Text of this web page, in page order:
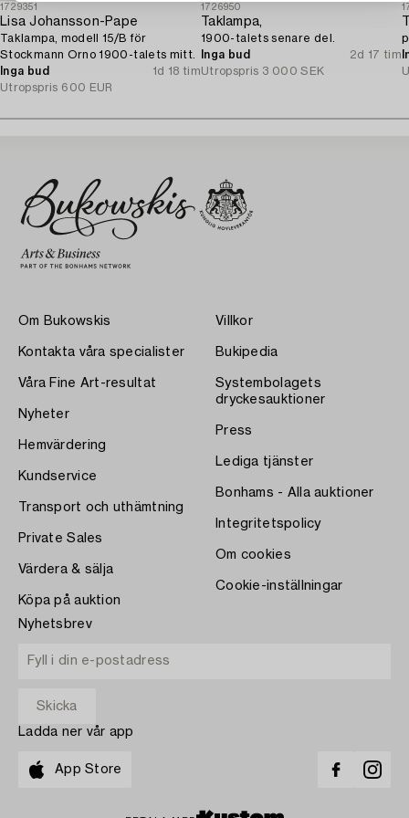
1729351
Lisa Johansson-Pape
Taklampa, modell 15/B för
Stockmann Orno 1900-talets mitt.
Inga bud
1d 18 tim
Utropspris 600 EUR
1726950
Taklampa,
1900-talets senare del.
Inga bud
2d 17 tim
Utropspris 3 000 SEK
Om Bukowskis
Kontakta våra specialister
Våra Fine Art-resultat
Nyheter
Hemvärdering
Kundservice
Transport och uthämtning
Private Sales
Värdera & sälja
Köpa på auktion
Villkor
Bukipedia
Systembolagets
dryckesauktioner
Press
Lediga tjänster
Bonhams - Alla auktioner
Integritetspolicy
Om cookies
Cookie-inställningar
Nyhetsbrev
Ladda ner vår app
App Store